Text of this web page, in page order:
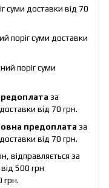
суми доставки від 70
поріг суми доставки
поріг суми
за
від 70 грн.
предоплата за
від 70 грн.
відправляється за
500 грн
грн.